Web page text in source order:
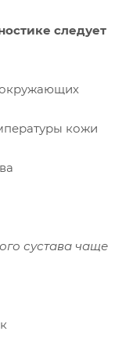
следует
окружающих
кожи
сустава чаще